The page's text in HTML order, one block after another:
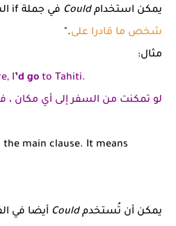
يمكن استخدامCould في جملة if الشرطية. وهذا يعني "
شخص ما قادرا على."
مثال:
I’d go to Tahiti.
لو تمكنت من السفر إلى أي مكان ،
main clause. It means
يمكن أن تُستخدمCould أيضا في